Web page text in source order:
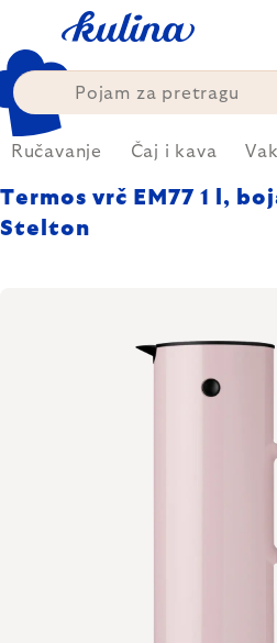
content
Ručavanje Čaj i kava
Termos vrč EM77 1 l,
Stelton